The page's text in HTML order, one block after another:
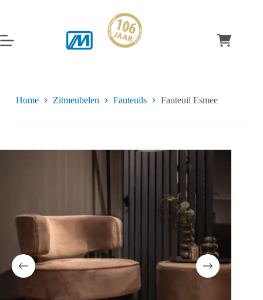
inhoud
Home Zitmeubelen Fauteuils Fauteuil Esmee